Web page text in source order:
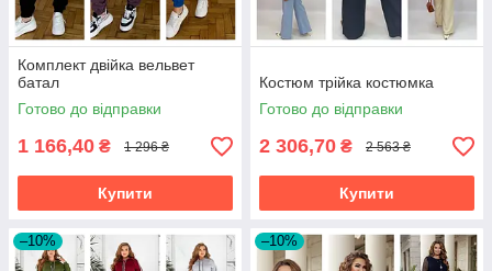
Комплект двійка вельвет
батал
Готово до відправки
1 166,40 ₴ 1 296 ₴
Купити
Костюм трійка костюмка
Готово до відправки
2 306,70 ₴ 2 563 ₴
Купити
–10% –10%